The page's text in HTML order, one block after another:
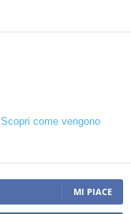
Scopri come vengono
MI PIACE